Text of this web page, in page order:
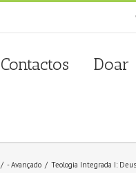
Contactos Doar
/ - Avançado / Teologia Integrada I: